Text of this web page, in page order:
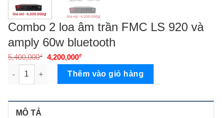
Combo 2 loa âm trần FMC LS 920 và
amply 60w bluetooth
5,400,000₫
Giá
gốc
5,400,000₫.
4,200,000₫Giá
hiện
tại
là:
4,200,000₫.
Combo 2 loa âm trần FMC LS 920 và amply 60w bluetooth số
Thêm vào giỏ hàng
MÔ TẢ